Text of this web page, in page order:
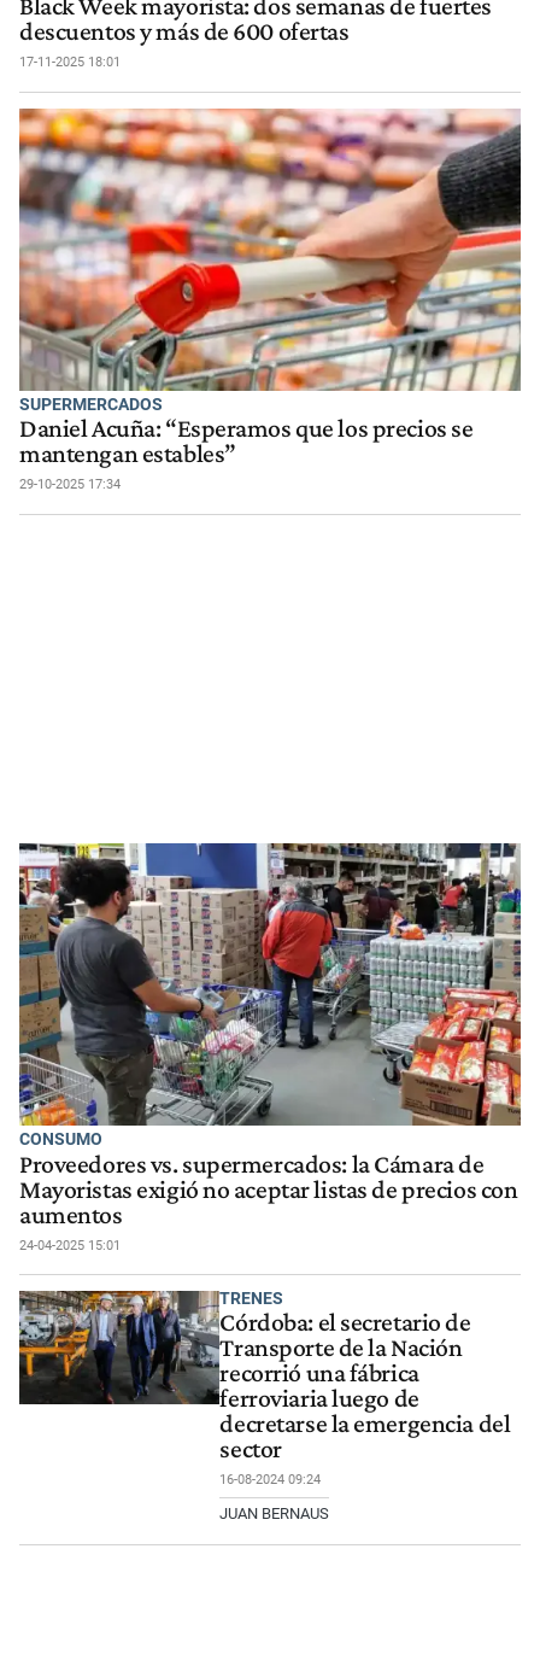
Black Week mayorista: dos semanas de fuertes
descuentos y más de 600 ofertas
17-11-2025 18:01
SUPERMERCADOS
Daniel Acuña: “Esperamos que los precios se
mantengan estables”
29-10-2025 17:34
CONSUMO
Proveedores vs. supermercados: la Cámara de
Mayoristas exigió no aceptar listas de precios con
aumentos
24-04-2025 15:01
TRENES
Córdoba: el secretario de
Transporte de la Nación
recorrió una fábrica
ferroviaria luego de
decretarse la emergencia del
sector
16-08-2024 09:24
JUAN BERNAUS